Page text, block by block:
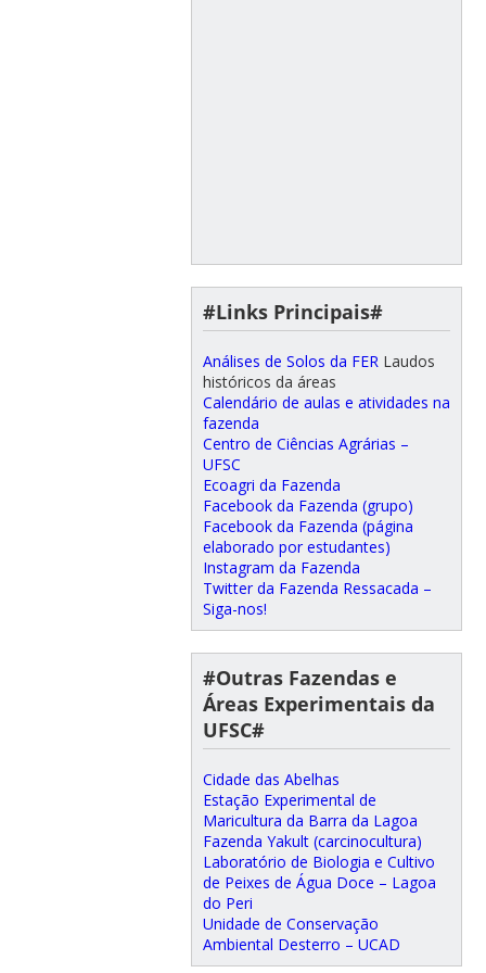
#Links Principais#
Análises de Solos da FER Laudos
históricos da áreas
Calendário de aulas e atividades na
fazenda
Centro de Ciências Agrárias –
UFSC
Ecoagri da Fazenda
Facebook da Fazenda (grupo)
Facebook da Fazenda (página
elaborado por estudantes)
Instagram da Fazenda
Twitter da Fazenda Ressacada –
Siga-nos!
#Outras Fazendas e
Áreas Experimentais da
UFSC#
Cidade das Abelhas
Estação Experimental de
Maricultura da Barra da Lagoa
Fazenda Yakult (carcinocultura)
Laboratório de Biologia e Cultivo
de Peixes de Água Doce – Lagoa
do Peri
Unidade de Conservação
Ambiental Desterro – UCAD